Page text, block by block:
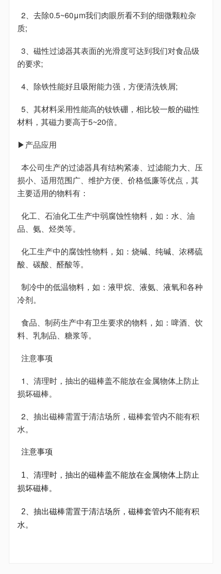
2、去除0.5~60μm我们肉眼所看不到的细微颗粒杂
质;
3、磁性过滤器其表面的光滑度可达到我们对食品级
的要求;
4、除铁性能好且吸附能力强，方便清洗铁屑;
5、其材料采用性能高的钕铁硼，相比较一般的磁性
材料，其磁力要高于5~20倍。
▶产品应用
本公司生产的过滤器具有结构紧凑、过滤能力大、压
损小、适用范围广、维护方便、价格低廉等优点，其
主要适用的物料有：
化工、石油化工生产中弱腐蚀性物料，如：水、油
品、氨、烃类等。
化工生产中的腐蚀性物料，如：烧碱、纯碱、浓稀硫
酸、碳酸、醛酸等。
制冷中的低温物料，如：液甲烷、液氨、液氧和各种
冷剂。
食品、制药生产中有卫生要求的物料，如：啤酒、饮
料、乳制品、糖浆等。
注意事项
1、清理时，抽出的磁棒盖不能放在金属物体上防止
损坏磁棒。
2、抽出磁棒需置于清洁场所，磁棒套管内不能有积
水。
注意事项
1、清理时，抽出的磁棒盖不能放在金属物体上防止
损坏磁棒。
2、抽出磁棒需置于清洁场所，磁棒套管内不能有积
水。